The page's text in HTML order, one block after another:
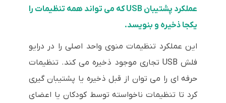
عملکرد پشتیبان USB که می تواند همه تنظیمات را
یکجا ذخیره و بنویسد.
این عملکرد تنظیمات منوی واحد اصلی را در درایو
فلش USB تجاری موجود ذخیره می کند. تنظیمات
حرفه ای را می توان از قبل ذخیره یا پشتیبان گیری
کرد تا تنظیمات ناخواسته توسط کودکان یا اعضای